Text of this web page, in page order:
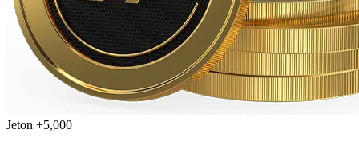
Jeton +5,000